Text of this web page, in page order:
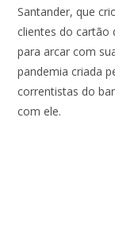
Santander, que
clientes do cartão
para arcar com
pandemia criada
correntistas do
com ele.